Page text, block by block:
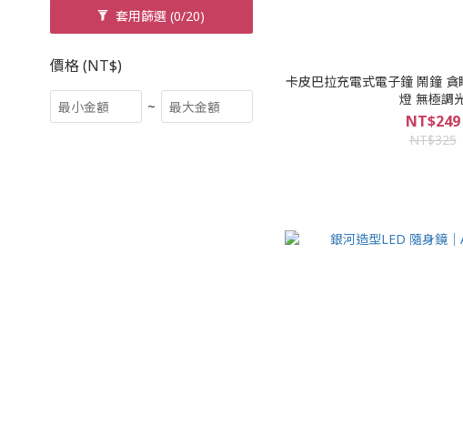
套用篩選(0/20)
價格 (NT$)
~
卡皮巴拉充電式電子鐘 鬧鐘
燈 無極調
NT$249
NT$325